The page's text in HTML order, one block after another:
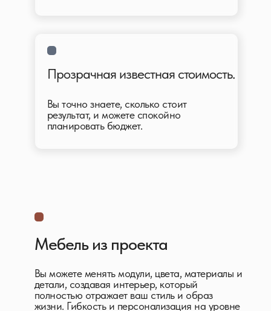
Вы точно знаете, сколько стоит
результат, и можете спокойно
планировать бюджет.
Прозрачная известная стоимость.
Мебель из проекта
Вы можете менять модули, цвета, материалы и
детали, создавая интерьер, который
полностью отражает ваш стиль и образ
жизни. Гибкость и персонализация на уровне